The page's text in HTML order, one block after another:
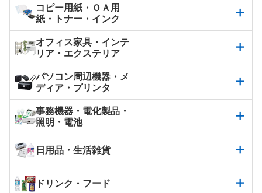
コピー用紙・ＯＡ用
紙・トナー・インク
オフィス家具・インテ
リア・エクステリア
パソコン周辺機器・メ
ディア・プリンタ
事務機器・電化製品・
照明・電池
日用品・生活雑貨
ドリンク・フード